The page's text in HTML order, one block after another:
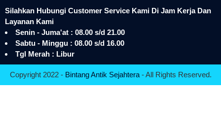
Silahkan Hubungi Customer Service Kami Di Jam Kerja Dan
Layanan Kami
Senin - Juma'at : 08.00 s/d 21.00
Sabtu - Minggu : 08.00 s/d 16.00
Tgl Merah : Libur
Copyright 2022 - Bintang Antik Sejahtera- All Rights Reserved.